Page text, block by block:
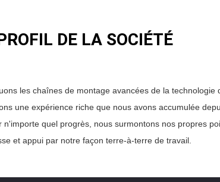
DE LA SOCIÉTÉ
les chaînes de montage avancées de la
une expérience riche que nous avons accumulée
quel progrès, nous surmontons nos propres
et appui par notre façon terre-à-terre de travail.